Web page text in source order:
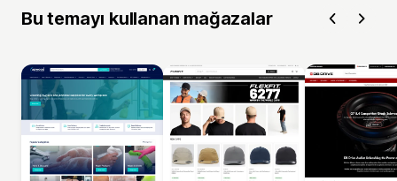
Bu temayı kullanan mağazalar